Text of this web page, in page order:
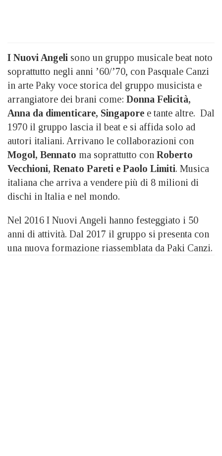
I Nuovi Angeli sono un gruppo musicale beat noto
soprattutto negli anni ’60/’70, con Pasquale Canzi
in arte Paky voce storica del gruppo musicista e
arrangiatore dei brani come: Donna Felicità,
Anna da dimenticare, Singapore e tante altre. Dal
1970 il gruppo lascia il beat e si affida solo ad
autori italiani. Arrivano le collaborazioni con
Mogol, Bennato ma soprattutto con Roberto
Vecchioni, Renato Pareti e Paolo Limiti. Musica
italiana che arriva a vendere più di 8 milioni di
dischi in Italia e nel mondo.
Nel 2016 I Nuovi Angeli hanno festeggiato i 50
anni di attività. Dal 2017 il gruppo si presenta con
una nuova formazione riassemblata da Paki Canzi.